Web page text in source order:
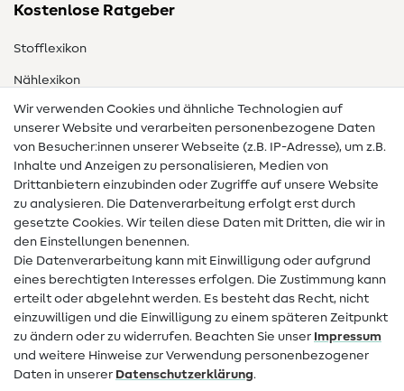
Kostenlose Ratgeber
Stofflexikon
Nählexikon
Nähanleitungen
Hilfe & Kontakt
Kontakt
Infos zum Betreiberwechsel
FAQ
Widerrufsrecht
Beliebt
Stoffe
Wir verwenden Cookies und ähnliche Technologien auf
unserer Website und verarbeiten personenbezogene Daten
von Besucher:innen unserer Webseite (z.B. IP-Adresse), um z.B.
Inhalte und Anzeigen zu personalisieren, Medien von
Drittanbietern einzubinden oder Zugriffe auf unsere Website
zu analysieren. Die Datenverarbeitung erfolgt erst durch
gesetzte Cookies. Wir teilen diese Daten mit Dritten, die wir in
den Einstellungen benennen.
Die Datenverarbeitung kann mit Einwilligung oder aufgrund
eines berechtigten Interesses erfolgen. Die Zustimmung kann
erteilt oder abgelehnt werden. Es besteht das Recht, nicht
einzuwilligen und die Einwilligung zu einem späteren Zeitpunkt
zu ändern oder zu widerrufen. Beachten Sie unser Impressum
und weitere Hinweise zur Verwendung personenbezogener
Daten in unserer Daten­schutz­erklärung.